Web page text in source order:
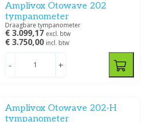
(1)
Amplivox Otowave 202
tympanometer
Draagbare tympanometer
€ 3.099,17 excl. btw
€ 3.750,00 incl. btw
- +
Amplivox Otowave 202-H
tympanometer